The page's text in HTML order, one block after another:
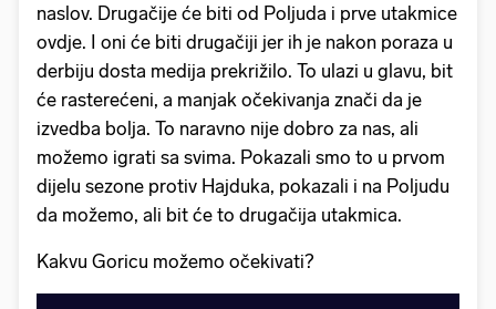
naslov. Drugačije će biti od Poljuda i prve utakmice
ovdje. I oni će biti drugačiji jer ih je nakon poraza u
derbiju dosta medija prekrižilo. To ulazi u glavu, bit
će rasterećeni, a manjak očekivanja znači da je
izvedba bolja. To naravno nije dobro za nas, ali
možemo igrati sa svima. Pokazali smo to u prvom
dijelu sezone protiv Hajduka, pokazali i na Poljudu
da možemo, ali bit će to drugačija utakmica.
Kakvu Goricu možemo očekivati?